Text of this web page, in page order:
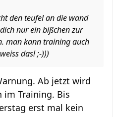
den teufel an die wand
nur ein bißchen zur
man kann training auch
das! ;-)))
Ab jetzt wird
im Training. Bis
erst mal kein